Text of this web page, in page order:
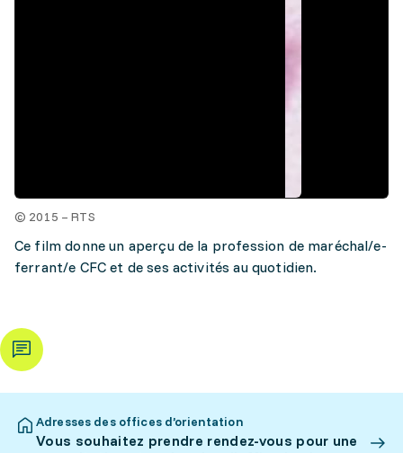
© 2015 – RTS
Ce film donne un aperçu de la profession de maréchal/e-
ferrant/e CFC et de ses activités au quotidien.
Adresses des offices d’orientation
Vous souhaitez prendre rendez-vous pour une